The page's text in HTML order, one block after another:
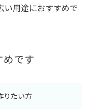
い用途におすすめで
めです
りたい方